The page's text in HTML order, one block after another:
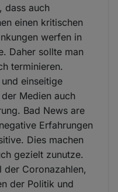
dass auch
einen kritischen
werfen in
Daher sollte man
terminieren.
einseitige
Medien auch
Bad News are
Erfahrungen
Dies machen
gezielt zunutze.
der Coronazahlen,
der Politik und